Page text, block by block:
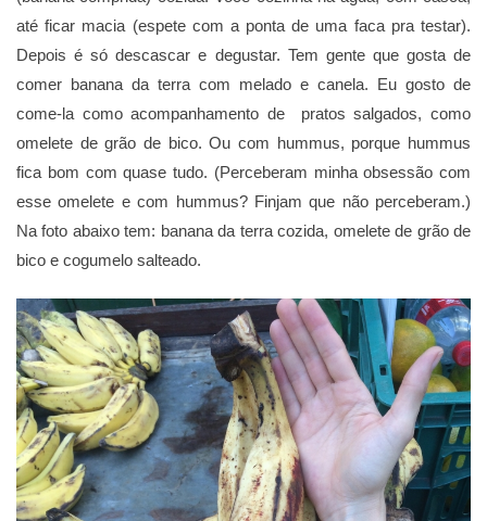
até ficar macia (espete com a ponta de uma faca pra testar).
Depois é só descascar e degustar. Tem gente que gosta de
comer banana da terra com melado e canela. Eu gosto de
come-la como acompanhamento de pratos salgados, como
omelete de grão de bico. Ou com hummus, porque hummus
fica bom com quase tudo. (Perceberam minha obsessão com
esse omelete e com hummus? Finjam que não perceberam.)
Na foto abaixo tem: banana da terra cozida, omelete de grão de
bico e cogumelo salteado.